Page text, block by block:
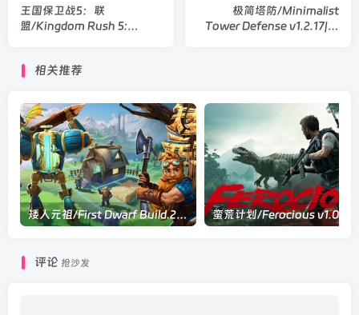
王国保卫战5：联
盟/Kingdom Rush 5:
极简塔防/Minimalist
Tower Defense v1.2.17|塔
相关推荐
矮人元祖/First Dwarf Build.23932297|策略模拟|容量6.1GB|官方中文版
评论 抢沙发